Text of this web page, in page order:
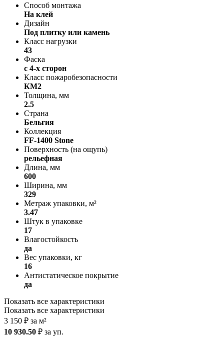
Способ монтажа
На клей
Дизайн
Под плитку или камень
Класс нагрузки
43
Фаска
с 4-х сторон
Класс пожаробезопасности
КМ2
Толщина, мм
2.5
Страна
Бельгия
Коллекция
FF-1400 Stone
Поверхность (на ощупь)
рельефная
Длина, мм
600
Ширина, мм
329
Метраж упаковки, м²
3.47
Штук в упаковке
17
Влагостойкость
да
Вес упаковки, кг
16
Антистатическое покрытие
да
Показать все характеристики
Показать все характеристики
3 150 ₽ за м²
10 930.50 ₽ за уп.